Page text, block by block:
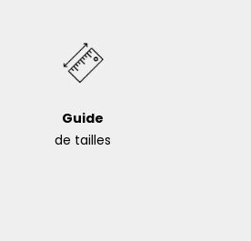
Guide
de tailles